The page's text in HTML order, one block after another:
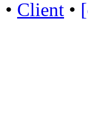
• Client •